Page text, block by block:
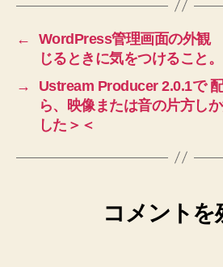
←
WordPress管理画面の外
じるときに気をつけること。
→
Ustream Producer 2.0.1で
ら、映像または音の片方し
した＞＜
コメントを